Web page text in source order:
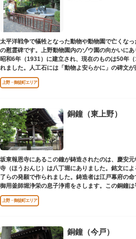
太平洋戦争で犠牲となった動物や動物園で亡くな
の慰霊碑です。上野動物園内のゾウ園の向かいに
昭和6年（1931）に建立され、現在のものは50年
れました。人工石には「動物よ安らかに」の碑文が
上野・御徒町エリア
銅鐘（東上野）
坂東報恩寺にあるこの鐘が鋳造されたのは、慶安
寺（ほうおんじ）は八丁堀にありました。銘文に
了らの発願で作られました。鋳造者は江戸幕府の
御用釜師堀浄栄の息子浄甫をさします。この銅鐘
区有形文化財として登載されました。
上野・御徒町エリア
銅鐘（今戸）